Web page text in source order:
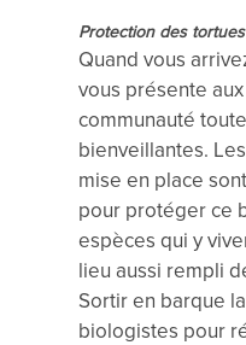
Protection des
Quand vous
vous présente
communauté
bienveillantes.
mise en place
pour protéger ce
espèces qui y
lieu aussi rempli
Sortir en barque
biologistes pour